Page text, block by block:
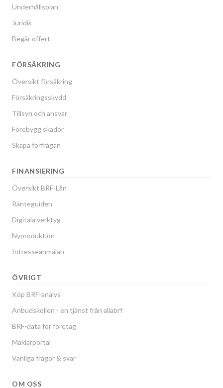
Underhållsplan
Juridik
Begär offert
FÖRSÄKRING
Översikt försäkring
Försäkringsskydd
Tillsyn och ansvar
Förebygg skador
Skapa förfrågan
FINANSIERING
Översikt BRF-Lån
Ränteguiden
Digitala verktyg
Nyproduktion
Intresseanmälan
ÖVRIGT
Köp BRF-analys
Anbudskollen - en tjänst från allabrf
BRF-data för företag
Mäklarportal
Vanliga frågor & svar
OM OSS